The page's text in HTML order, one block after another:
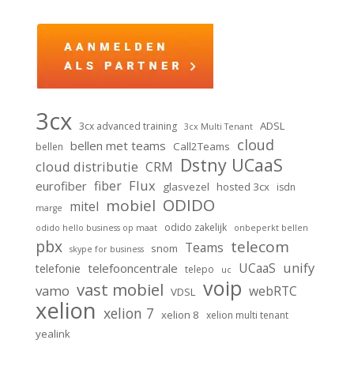
3cx 3cx advanced training 3cx Multi Tenant ADSL
bellen bellen met teams Call2Teams cloud
cloud distributie CRM Dstny UCaaS
eurofiber fiber Flux glasvezel hosted 3cx isdn
marge mitel mobiel ODIDO
odido hello business op maat odido zakelijk onbeperkt bellen
pbx skype for business snom Teams telecom
telefonie telefooncentrale telepo uc UCaaS unify
vamo vast mobiel VDSL voip webRTC
xelion xelion 7 xelion 8 xelion multi tenant
yealink